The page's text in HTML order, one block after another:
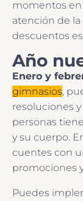
momentos en
atención de
descuentos
Año
Enero y
gimnasios,
resoluciones
personas
y su cuerpo.
cuentes con
promociones
Puedes